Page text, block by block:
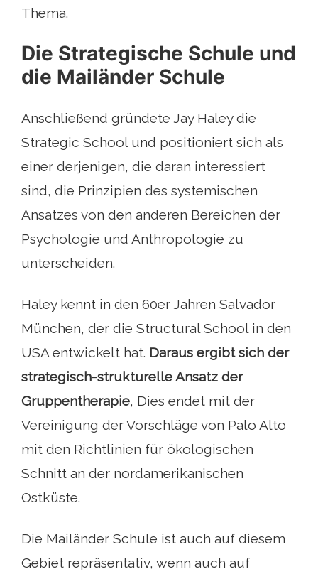
Thema.
Die Strategische Schule und
die Mailänder Schule
Anschließend gründete Jay Haley die
Strategic School und positioniert sich als
einer derjenigen, die daran interessiert
sind, die Prinzipien des systemischen
Ansatzes von den anderen Bereichen der
Psychologie und Anthropologie zu
unterscheiden.
Haley kennt in den 60er Jahren Salvador
München, der die Structural School in den
USA entwickelt hat. Daraus ergibt sich der
strategisch-strukturelle Ansatz der
Gruppentherapie, Dies endet mit der
Vereinigung der Vorschläge von Palo Alto
mit den Richtlinien für ökologischen
Schnitt an der nordamerikanischen
Ostküste.
Die Mailänder Schule ist auch auf diesem
Gebiet repräsentativ, wenn auch auf